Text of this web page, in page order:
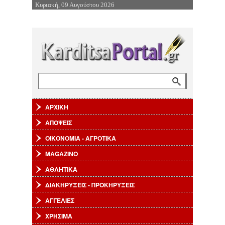
Επιστροφή στην Πλοήγηση
Κυριακή, 09 Αυγούστου 2026
ΑΡΧΙΚΗ
ΑΠΟΨΕΙΣ
ΟΙΚΟΝΟΜΙΑ - ΑΓΡΟΤΙΚΑ
MAGAZINO
ΑΘΛΗΤΙΚΑ
ΔΙΑΚΗΡΥΞΕΙΣ - ΠΡΟΚΗΡΥΞΕΙΣ
ΑΓΓΕΛΙΕΣ
ΧΡΗΣΙΜΑ